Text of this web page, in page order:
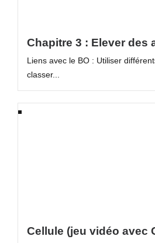
Chapitre 3 : Elever des
Liens avec le BO : Utiliser
classer...
Cellule (jeu vidéo avec